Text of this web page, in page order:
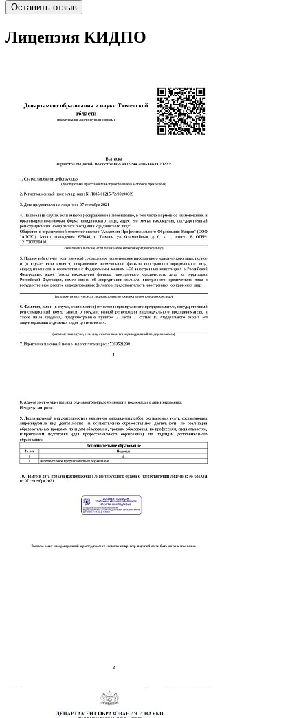
Оставить отзыв
Лицензия КИДПО